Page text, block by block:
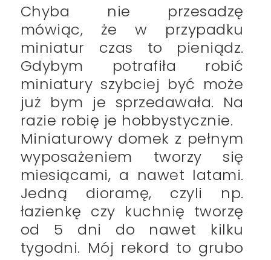
Chyba nie przesadzę
mówiąc, że w przypadku
miniatur czas to pieniądz.
Gdybym potrafiła robić
miniatury szybciej być może
już bym je sprzedawała. Na
razie robię je hobbystycznie.
Miniaturowy domek z pełnym
wyposażeniem tworzy się
miesiącami, a nawet latami.
Jedną dioramę, czyli np.
łazienkę czy kuchnię tworzę
od 5 dni do nawet kilku
tygodni. Mój rekord to grubo